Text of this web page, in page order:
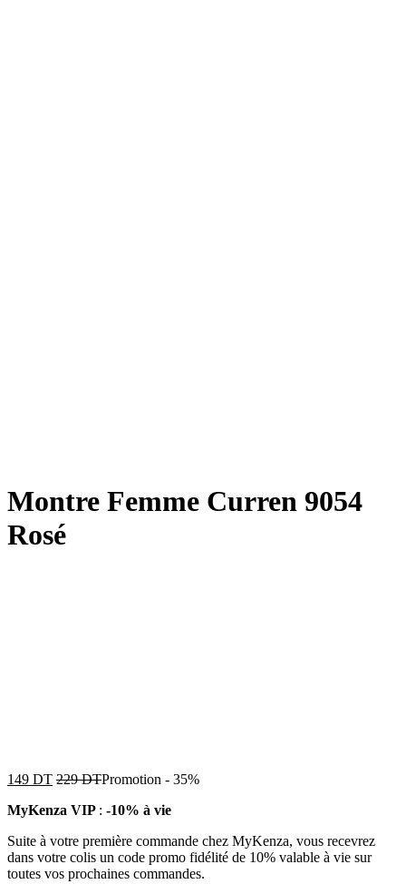
Montre Femme Curren 9054
Rosé
149 DT 229DTPromotion - 35%
MyKenza VIP : -10% à vie
Suite à votre première commande chez MyKenza, vous recevrez
dans votre colis un code promo fidélité de 10% valable à vie sur
toutes vos prochaines commandes.